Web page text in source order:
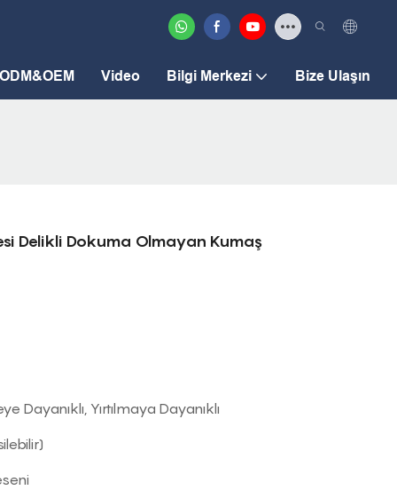
ODM&OEM Video Bilgi Merkezi Bize Ulaşın
Delikli Dokuma Olmayan Kumaş
Dayanıklı, Yırtılmaya Dayanıklı